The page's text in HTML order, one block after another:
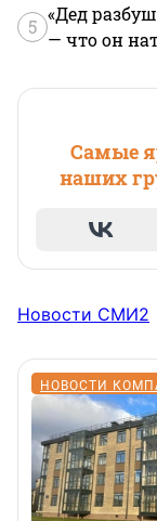
5
«Дед
— что он
Самые
наших
Новости СМИ2
НОВОСТИ